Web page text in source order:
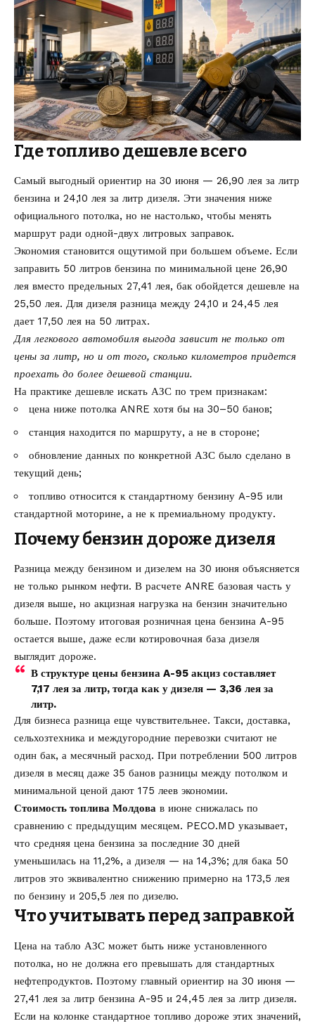
Где топливо дешевле всего
Самый выгодный ориентир на 30 июня — 26,90 лея за литр
бензина и 24,10 лея за литр дизеля. Эти значения ниже
официального потолка, но не настолько, чтобы менять
маршрут ради одной-двух литровых заправок.
Экономия становится ощутимой при большем объеме. Если
заправить 50 литров бензина по минимальной цене 26,90
лея вместо предельных 27,41 лея, бак обойдется дешевле на
25,50 лея. Для дизеля разница между 24,10 и 24,45 лея
дает 17,50 лея на 50 литрах.
Для легкового автомобиля выгода зависит не только от
цены за литр, но и от того, сколько километров придется
проехать до более дешевой станции.
На практике дешевле искать АЗС по трем признакам:
цена ниже потолка ANRE хотя бы на 30–50 банов;
станция находится по маршруту, а не в стороне;
обновление данных по конкретной АЗС было сделано в
текущий день;
топливо относится к стандартному бензину A-95 или
стандартной моторине, а не к премиальному продукту.
Почему бензин дороже дизеля
Разница между бензином и дизелем на 30 июня объясняется
не только рынком нефти. В расчете ANRE базовая часть у
дизеля выше, но акцизная нагрузка на бензин значительно
больше. Поэтому итоговая розничная цена бензина A-95
остается выше, даже если котировочная база дизеля
выглядит дороже.
В структуре цены бензина A-95 акциз составляет
7,17 лея за литр, тогда как у дизеля — 3,36 лея за
литр.
Для бизнеса разница еще чувствительнее. Такси, доставка,
сельхозтехника и междугородние перевозки считают не
один бак, а месячный расход. При потреблении 500 литров
дизеля в месяц даже 35 банов разницы между потолком и
минимальной ценой дают 175 леев экономии.
Стоимость топлива Молдова в июне снижалась по
сравнению с предыдущим месяцем. PECO.MD указывает,
что средняя цена бензина за последние 30 дней
уменьшилась на 11,2%, а дизеля — на 14,3%; для бака 50
литров это эквивалентно снижению примерно на 173,5 лея
по бензину и 205,5 лея по дизелю.
Что учитывать перед заправкой
Цена на табло АЗС может быть ниже установленного
потолка, но не должна его превышать для стандартных
нефтепродуктов. Поэтому главный ориентир на 30 июня —
27,41 лея за литр бензина A-95 и 24,45 лея за литр дизеля.
Если на колонке стандартное топливо дороже этих значений,